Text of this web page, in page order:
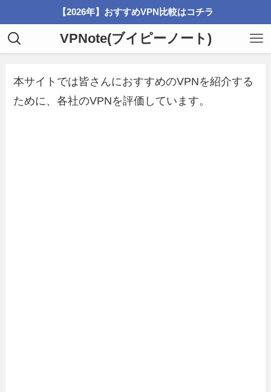
【2026年】おすすめVPN比較はコチラ
VPNote(ブイピーノート)
本サイトでは皆さんにおすすめのVPNを紹介する
ために、各社のVPNを評価しています。